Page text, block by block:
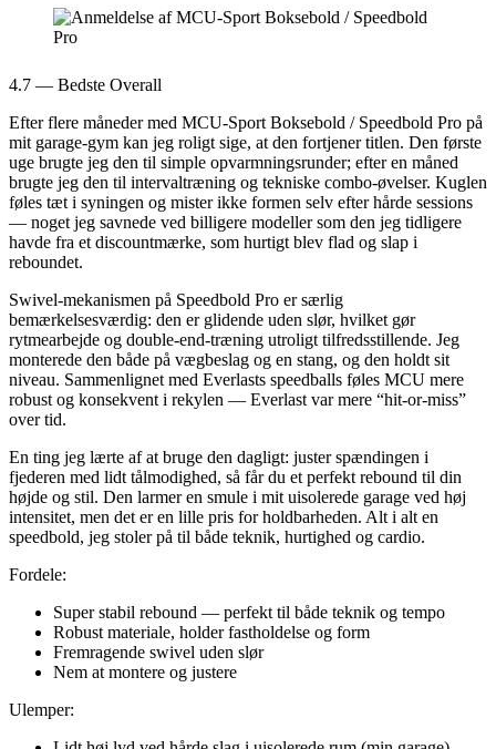
4.7 — Bedste Overall
Efter flere måneder med MCU-Sport Boksebold / Speedbold Pro på
mit garage-gym kan jeg roligt sige, at den fortjener titlen. Den første
uge brugte jeg den til simple opvarmningsrunder; efter en måned
brugte jeg den til intervaltræning og tekniske combo-øvelser. Kuglen
føles tæt i syningen og mister ikke formen selv efter hårde sessions
— noget jeg savnede ved billigere modeller som den jeg tidligere
havde fra et discountmærke, som hurtigt blev flad og slap i
reboundet.
Swivel-mekanismen på Speedbold Pro er særlig
bemærkelsesværdig: den er glidende uden slør, hvilket gør
rytmearbejde og double-end-træning utroligt tilfredsstillende. Jeg
monterede den både på vægbeslag og en stang, og den holdt sit
niveau. Sammenlignet med Everlasts speedballs føles MCU mere
robust og konsekvent i rekylen — Everlast var mere “hit-or-miss”
over tid.
En ting jeg lærte af at bruge den dagligt: juster spændingen i
fjederen med lidt tålmodighed, så får du et perfekt rebound til din
højde og stil. Den larmer en smule i mit uisolerede garage ved høj
intensitet, men det er en lille pris for holdbarheden. Alt i alt en
speedbold, jeg stoler på til både teknik, hurtighed og cardio.
Fordele:
Super stabil rebound — perfekt til både teknik og tempo
Robust materiale, holder fastholdelse og form
Fremragende swivel uden slør
Nem at montere og justere
Ulemper: